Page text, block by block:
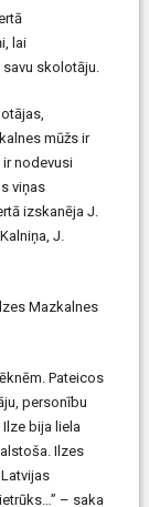
lai
skolotāju.
mūžs ir
ir nodevusi
viņas
izskanēja J.
J.
Mazkalnes
Pateicos
personību
bija liela
Ilzes
– saka